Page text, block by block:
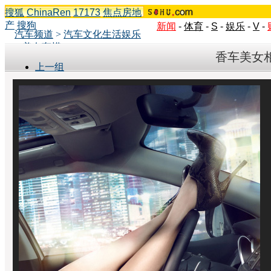
搜狐 ChinaRen 17173 焦点房地
产 搜狗 新闻 - 体育 - S - 娱乐 - V -
汽车频道 > 汽车文化生活娱乐
美女车模
香车美女
上一组